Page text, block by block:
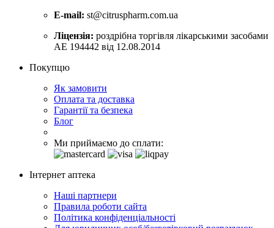
E-mail: st@citruspharm.com.ua
Ліцензія: роздрібна торгівля лікарськими засобами
АЕ 194442 від 12.08.2014
Покупцю
Як замовити
Оплата та доставка
Гарантії та безпека
Блог
Ми приймаємо до сплати:
Інтернет аптека
Наші партнери
Правила роботи сайта
Політика конфіденціальності